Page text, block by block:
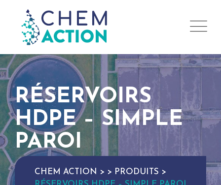
RÉSERVOIRS
HDPE – SIMPLE
PAROI
CHEM ACTION > > PRODUITS >